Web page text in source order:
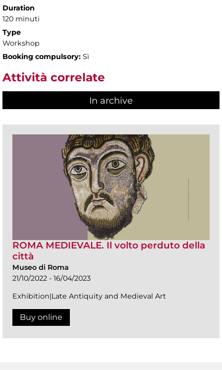
Duration
120 minuti
Type
Workshop
Booking compulsory: Sì
Attività correlate
In archive
ROMA MEDIEVALE. Il volto perduto della
città
Museo di Roma
21/10/2022 - 16/04/2023
Exhibition|Late Antiquity and Medieval Art
Buy online